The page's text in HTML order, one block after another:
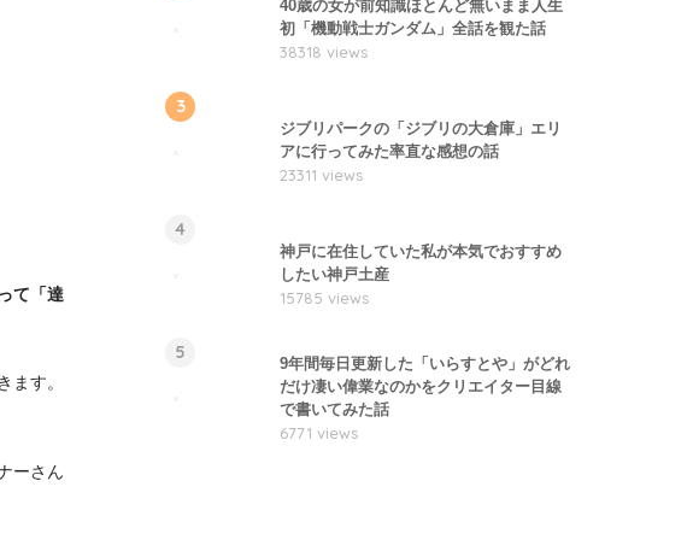
て「達
ます。
ーさん
40歳の女が前知識ほとんど無いまま人生
初「機動戦士ガンダム」全話を観た話
38318 views
3
ジブリパークの「ジブリの大倉庫」エリ
アに行ってみた率直な感想の話
23311 views
4
神戸に在住していた私が本気でおすすめ
したい神戸土産
15785 views
5
9年間毎日更新した「いらすとや」がどれ
だけ凄い偉業なのかをクリエイター目線
で書いてみた話
6771 views